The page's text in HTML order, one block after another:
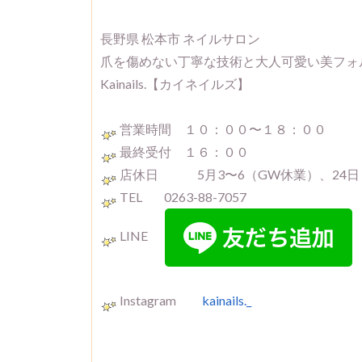
長野県 松本市 ネイルサロン
爪を傷めない丁寧な技術と大人可愛い美フ
Kainails.【カイネイルズ】
営業時間 １０：００〜１８：００
最終受付 １６：００
店休日 5月3〜6（GW休業）、24日
TEL 0263-88-7057
LINE
Instagram kainails._